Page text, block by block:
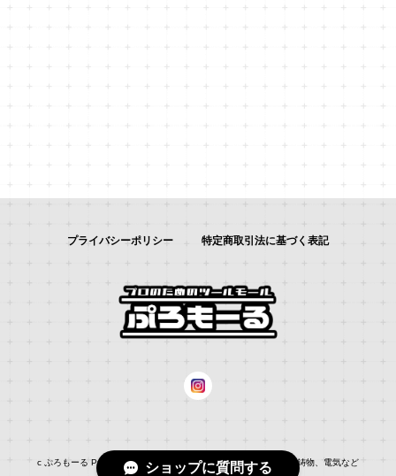
プライバシーポリシー 特定商取引法に基づく表記
c ぷろもーる ProMALL：総合通販サイト：：自動車補修、建築、鋳物、電気など
ショップに質問する